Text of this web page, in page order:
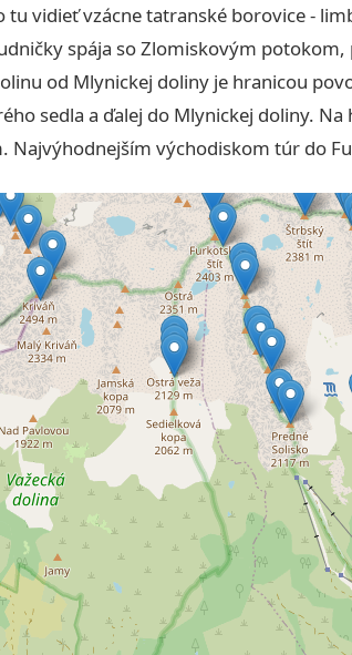
tu vidieť vzácne tatranské borovice -
spája so Zlomiskovým
od Mlynickej doliny je hranicou
sedla a ďalej do Mlynickej doliny.
východiskom túr do